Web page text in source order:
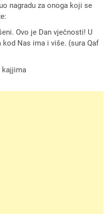
nagradu za onoga koji se
Ovo je Dan vječnosti! U
Nas ima i više. (sura Qaf
kajjima